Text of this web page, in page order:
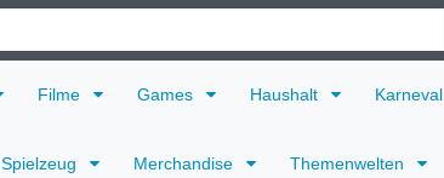
Filme Games Haushalt Karneval
Spielzeug Merchandise Themenwelten